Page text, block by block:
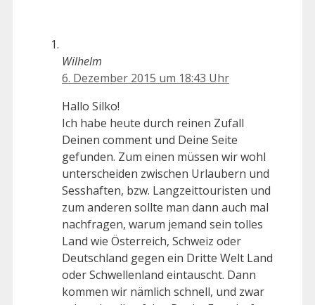
Wilhelm
6. Dezember 2015 um 18:43 Uhr
Hallo Silko!
Ich habe heute durch reinen Zufall
Deinen comment und Deine Seite
gefunden. Zum einen müssen wir wohl
unterscheiden zwischen Urlaubern und
Sesshaften, bzw. Langzeittouristen und
zum anderen sollte man dann auch mal
nachfragen, warum jemand sein tolles
Land wie Österreich, Schweiz oder
Deutschland gegen ein Dritte Welt Land
oder Schwellenland eintauscht. Dann
kommen wir nämlich schnell, und zwar